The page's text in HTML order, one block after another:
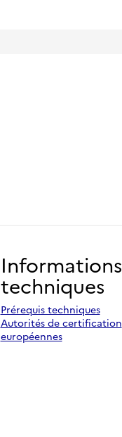
Informations
techniques
Prérequis techniques
Autorités de certification
européennes